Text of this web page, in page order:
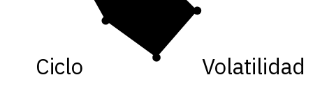
Volatilidad
Ciclo